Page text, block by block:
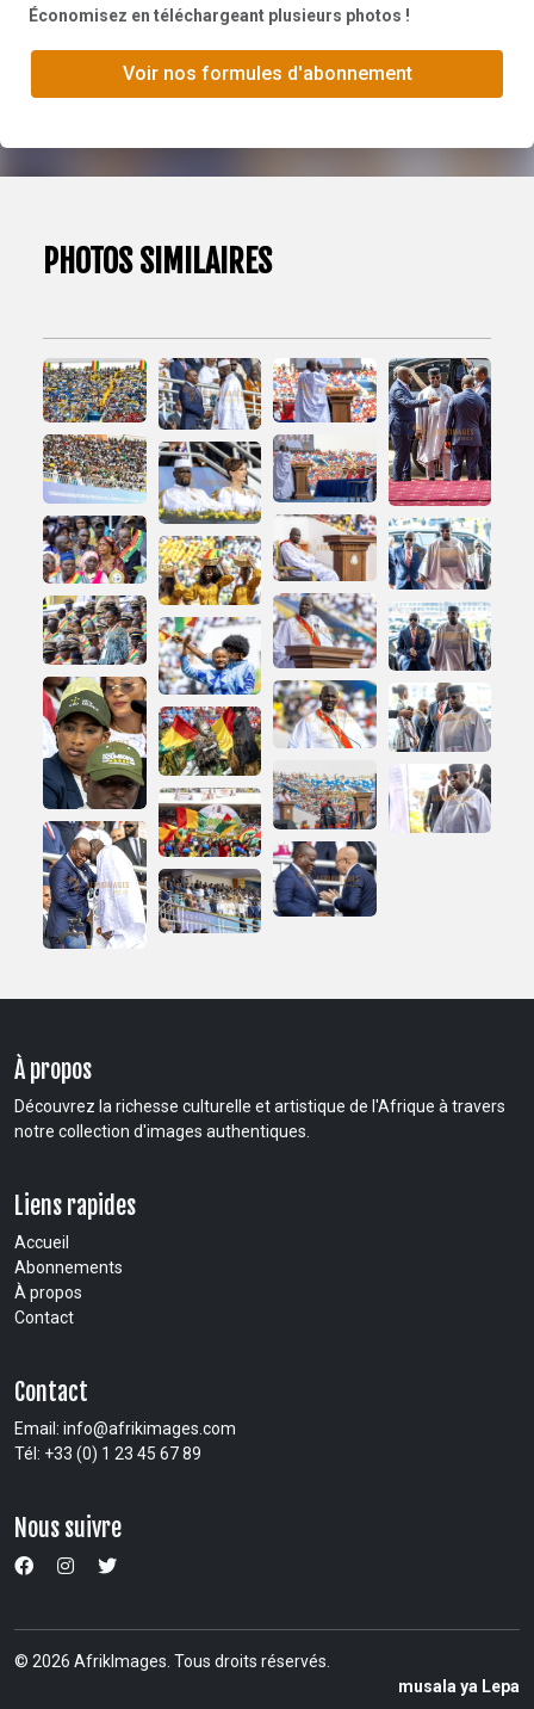
Économisez en téléchargeant plusieurs photos !
Voir nos formules d'abonnement
PHOTOS SIMILAIRES
À propos
Découvrez la richesse culturelle et artistique de l'Afrique à travers
notre collection d'images authentiques.
Liens rapides
Accueil
Abonnements
À propos
Contact
Contact
Email: info@afrikimages.com
Tél: +33 (0) 1 23 45 67 89
Nous suivre
© 2026 AfrikImages. Tous droits réservés.
musala ya Lepa